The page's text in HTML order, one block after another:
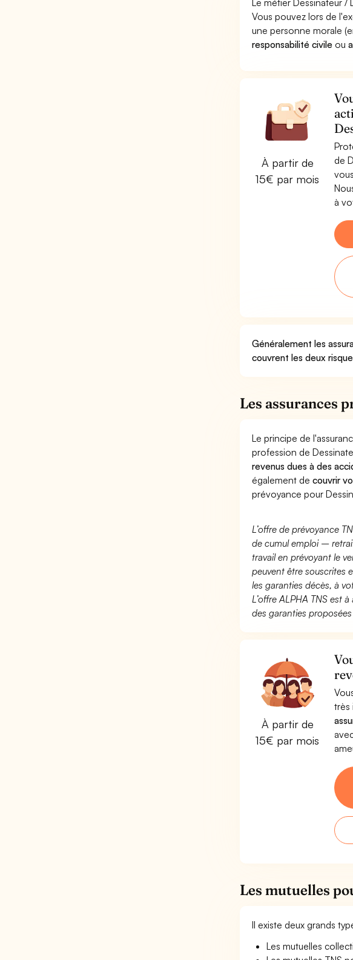
Le métier Dessinateur
Vous pouvez lors de
une personne morale
responsabilité civile ou
À partir de
15€ par mois
de
à
Généralement les
couvrent les deux
Les assurances
Le principe de
profession de
revenus dues à des
également decouvrir
prévoyance pour
L’offre de prévoyance
de cumul emploi –
travail en prévoyant le
peuvent être souscrites
les garanties décès, à
L’offre ALPHA TNS est
des garanties
À partir de
15€ par mois
très
Les mutuelles
Il existe deux grands
Les mutuelles